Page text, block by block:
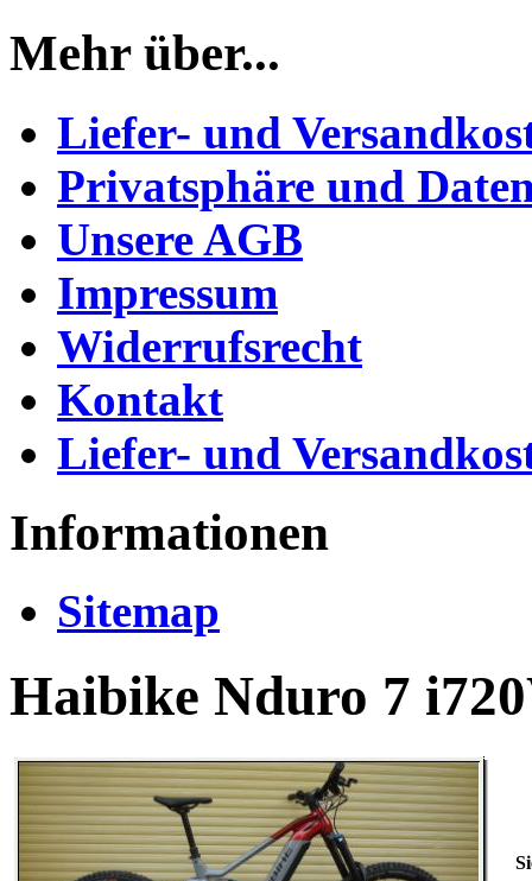
Mehr über...
Liefer- und
Privatsphäre und
Unsere AGB
Impressum
Widerrufsrecht
Kontakt
Liefer- und
Informationen
Sitemap
Haibike Nduro 7